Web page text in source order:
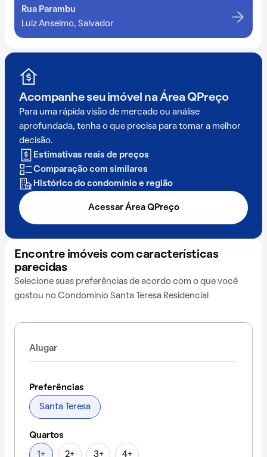
Rua Parambu
Luiz Anselmo, Salvador
Acompanhe seu imóvel na Área QPreço
Para uma rápida visão de mercado ou análise
aprofundada, tenha o que precisa para tomar a melhor
decisão.
Estimativas reais de preços
Comparação com similares
Histórico do condomínio e região
Acessar Área QPreço
Encontre imóveis com características
parecidas
Selecione suas preferências de acordo com o que você
gostou no Condomínio Santa Teresa Residencial
Alugar
Preferências
Santa Teresa
Quartos
1+ 2+ 3+ 4+